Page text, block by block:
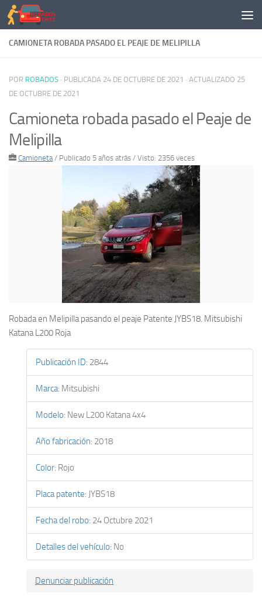
Saltar al contenido
CAMIONETA ROBADA PASADO EL PEAJE DE MELIPILLA
POR ROBADOS · PUBLICADA 24 DE OCTUBRE DE 2021 · ACTUALIZADO 25
DE OCTUBRE DE 2021
Camioneta robada pasado el Peaje de
Melipilla
Camioneta/ Publicado 5 años atrás / Visto: 2356 veces
Robada en Melipilla pasando el peaje Patente JYBS18. Mitsubishi
Katana L200 Roja
Publicación ID: 2844
Marca: Mitsubishi
Modelo: New L200 Katana 4x4
Año fabricación: 2018
Color: Rojo
Placa patente: JYBS18
Fecha del robo: 24 Octubre 2021
Detalles del vehículo: No
Denunciar publicación